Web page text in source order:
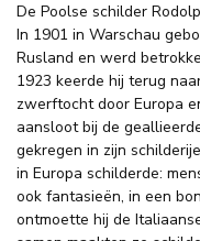
De Poolse schilder
In 1901 in Warschau
Rusland en werd
1923 keerde hij terug
zwerftocht door Europa
aansloot bij de
gekregen in zijn
in Europa schilderde:
ook fantasieën, in een
ontmoette hij de